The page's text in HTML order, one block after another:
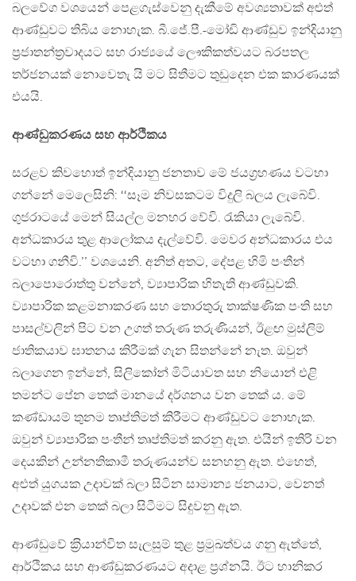
බලවේග වශයෙන් පෙළගැස්වෙනු දැකීමේ අවශ්‍යතාවක් අළුත්
ආණ්ඩුවට තිබිය නොහැක. බී.ජේ.පී.-මෝඩි ආණ්ඩුව ඉන්දියානු
ප‍්‍රජාතන්ත‍්‍රවාදයට සහ රාජ්‍යයේ ලෞකිකත්වයට බරපතල
තර්ජනයක් නොවෙතැ යි මට සිතීමට තුඩුදෙන එක කාරණයක්
එයයි.
ආණ්ඩුකරණය සහ ආර්ථිකය
සරළව කිවහොත් ඉන්දියානු ජනතාව මේ ජයග‍්‍රහණය වටහා
ගන්නේ මෙලෙසිනි: ‘‘සෑම නිවසකටම විදුලි බලය ලැබේවි.
ගුජරාටයේ මෙන් සියල්ල මනහර වේවි. රැකියා ලැබේවි.
අන්ධකාරය තුළ ආලෝකය දැල්වේවි. මෙවර අන්ධකාරය එය
වටහා ගනීවි.’’ වශයෙනි. අනිත් අතට, දේපළ හිමි පංතීන්
බලාපොරොත්තු වන්නේ, ව්‍යාපාරික හිතැති ආණ්ඩුවකි.
ව්‍යාපාරික කළමනාකරණ සහ තොරතුරු තාක්ෂණික පංති සහ
පාසල්වලින් පිට වන උගත් තරුණ තරුණියන්, ඊළඟ මුස්ලිම්
ජාතිකයාව ඝාතනය කිරීමක් ගැන සිතන්නේ නැත. ඔවුන්
බලාගෙන ඉන්නේ, සිලිකෝන් මිටියාවත සහ නියොන් එළි
තමන්ට පේන තෙක් මානයේ දර්ශනය වන තෙක් ය. මේ
කණ්ඩායම් තුනම තෘප්තිමත් කිරීමට ආණ්ඩුවට නොහැක.
ඔවුන් ව්‍යාපාරික පංතීන් තෘප්තිමත් කරනු ඇත. එයින් ඉතිරි වන
දෙයකින් උන්නතිකාමී තරුණයන්ව සනහනු ඇත. එහෙත්,
අළුත් යුගයක උදාවක් බලා සිටින සාමාන්‍ය ජනයාට, වෙනත්
උදාවක් එන තෙක් බලා සිටීමට සිදුවනු ඇත.
ආණ්ඩුවේ ක‍්‍රියාන්විත සැලසුම් තුළ ප‍්‍රමුඛත්වය ගනු ඇත්තේ,
ආර්ථිකය සහ ආණ්ඩුකරණයට අදාළ ප‍්‍රශ්නයි. ඊට හානිකර